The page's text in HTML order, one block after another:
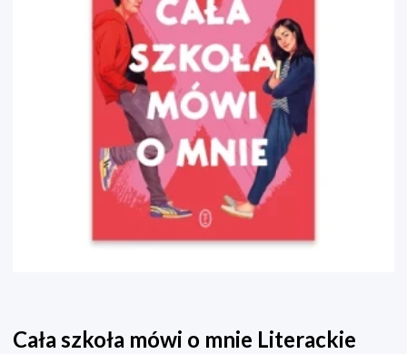
Cała szkoła mówi o mnie Literackie